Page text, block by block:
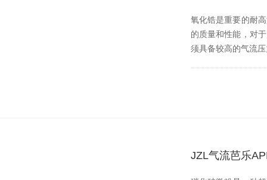
氧化锆是重要的耐高
的质量和性能，对
须具备较高的气流压
JZL气流芭乐